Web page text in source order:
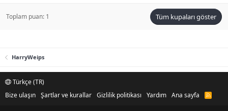
Toplam puan: 1 Tüm kupaları göster
HarryWeips
Türkçe (TR)
Bize ulaşın Şartlar ve kurallar Gizlilik politikası Yardım Ana sayfa
R